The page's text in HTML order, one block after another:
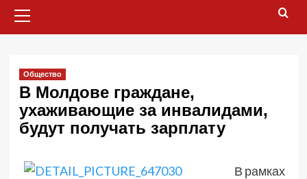
меню
Общество
В Молдове граждане,
ухаживающие за инвалидами,
будут получать зарплату
В рамках